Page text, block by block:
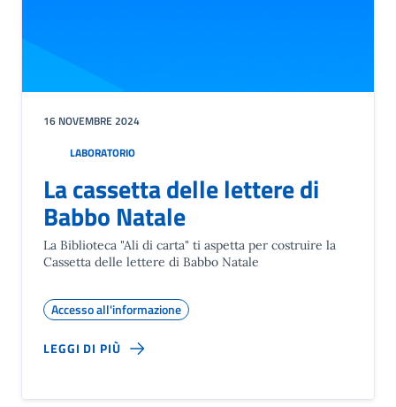
16 NOVEMBRE 2024
LABORATORIO
La cassetta delle lettere di
Babbo Natale
La Biblioteca "Ali di carta" ti aspetta per costruire la
Cassetta delle lettere di Babbo Natale
Accesso all'informazione
LEGGI DI PIÙ